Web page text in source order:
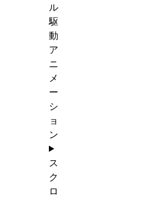
ル
駆
動
ア
ニ
メ
ー
シ
ョ
ン
ス
ク
ロ